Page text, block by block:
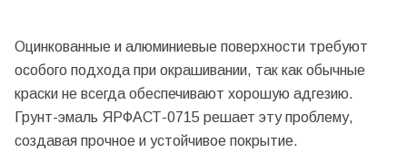
Оцинкованные и алюминиевые поверхности требуют
особого подхода при окрашивании, так как обычные
краски не всегда обеспечивают хорошую адгезию.
Грунт-эмаль ЯРФАСТ-0715 решает эту проблему,
создавая прочное и устойчивое покрытие.